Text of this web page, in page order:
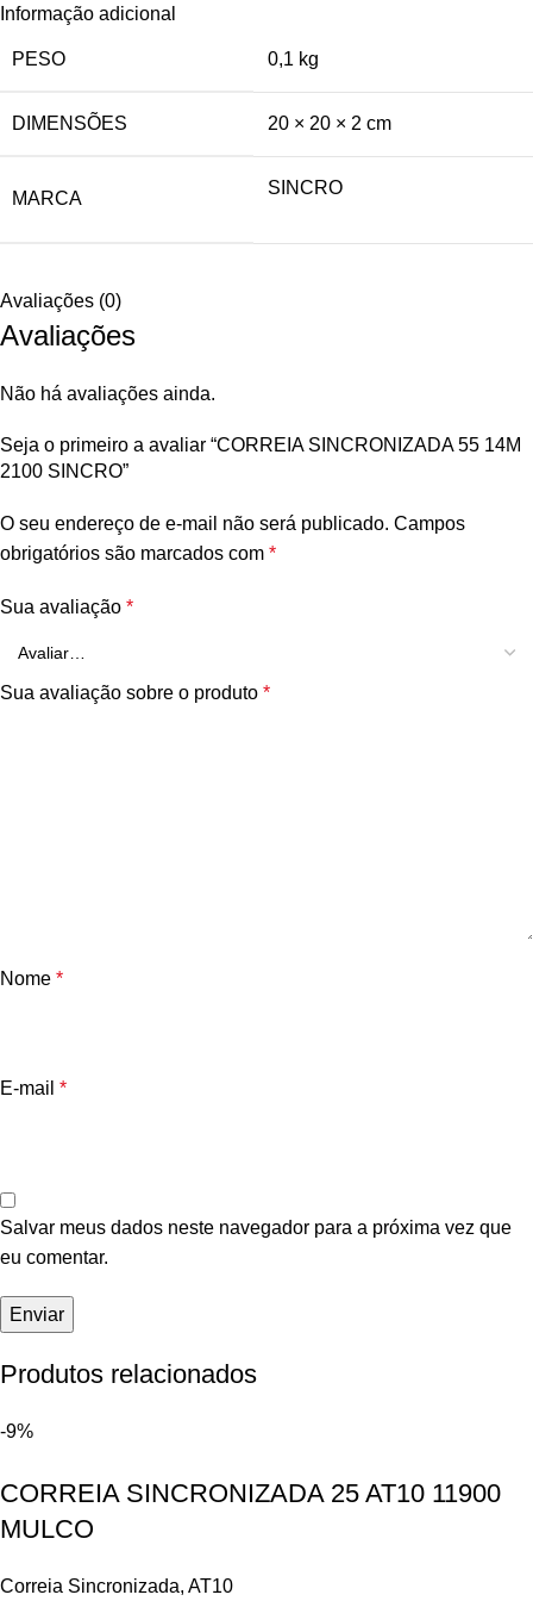
Informação adicional
PESO 0,1 kg
DIMENSÕES 20 × 20 × 2 cm
MARCA
SINCRO
Avaliações (0)
Avaliações
Não há avaliações ainda.
Seja o primeiro a avaliar “CORREIA SINCRONIZADA 55 14M
2100 SINCRO”
O seu endereço de e-mail não será publicado. Campos
obrigatórios são marcados com *
Sua avaliação *
Sua avaliação sobre o produto *
Nome *
E-mail *
Salvar meus dados neste navegador para a próxima vez que
eu comentar.
Produtos relacionados
-9%
CORREIA SINCRONIZADA 25 AT10 11900
MULCO
Correia Sincronizada, AT10